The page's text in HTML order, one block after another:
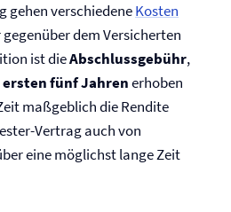
gehen verschiedeneKosten
dem Versicherten
ist dieAbschlussgebühr,
ersten fünf Jahrenerhoben
maßgeblich die Rendite
Vertrag auch von
eine möglichst lange Zeit